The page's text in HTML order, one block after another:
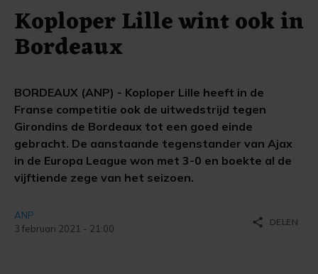
Koploper Lille wint ook in
Bordeaux
BORDEAUX (ANP) - Koploper Lille heeft in de
Franse competitie ook de uitwedstrijd tegen
Girondins de Bordeaux tot een goed einde
gebracht. De aanstaande tegenstander van Ajax
in de Europa League won met 3-0 en boekte al de
vijftiende zege van het seizoen.
ANP
3 februari 2021 - 21:00
share DELEN